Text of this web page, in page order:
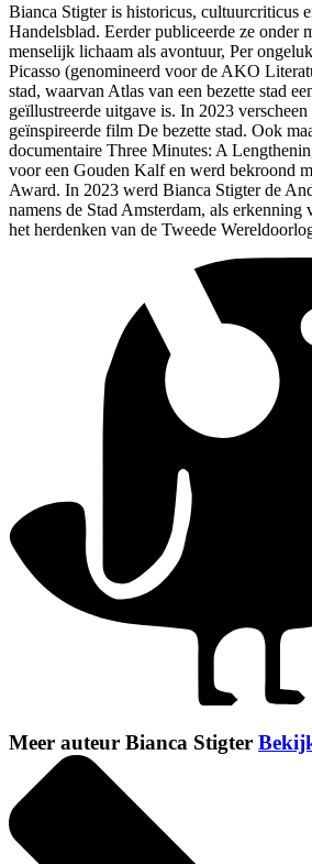
Bianca Stigter is historicus, cultuurcriticus
Handelsblad. Eerder publiceerde ze onder
menselijk lichaam als avontuur, Per
Picasso (genomineerd voor de AKO
stad, waarvan Atlas van een bezette stad
geïllustreerde uitgave is. In 2023
geïnspireerde film De bezette stad. Ook
documentaire Three Minutes: A
voor een Gouden Kalf en werd bekroond
Award. In 2023 werd Bianca Stigter de
namens de Stad Amsterdam, als erkenning
het herdenken van de Tweede
Meer auteur Bianca Stigter